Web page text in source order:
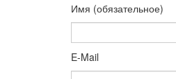
Имя (обязательное)
E-Mail